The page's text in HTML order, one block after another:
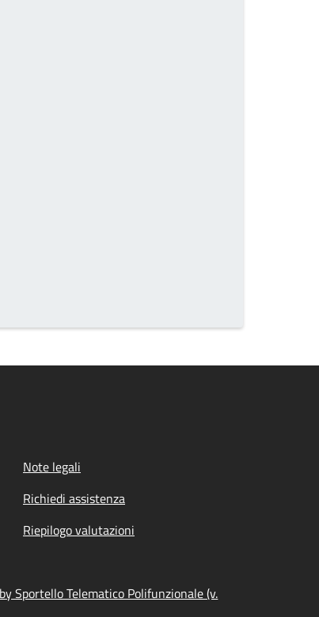
the page number you want to go to
Note legali
Richiedi assistenza
Riepilogo valutazioni
Sportello Telematico Polifunzionale (v.